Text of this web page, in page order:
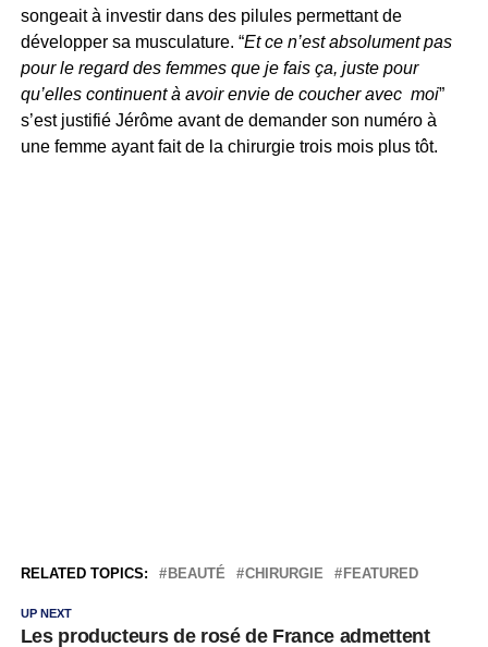
songeait à investir dans des pilules permettant de
développer sa musculature. “Et ce n’est absolument pas
pour le regard des femmes que je fais ça, juste pour
qu’elles continuent à avoir envie de coucher avec moi”
s’est justifié Jérôme avant de demander son numéro à
une femme ayant fait de la chirurgie trois mois plus tôt.
RELATED TOPICS: BEAUTÉ CHIRURGIE FEATURED
UP NEXT
Les producteurs de rosé de France admettent